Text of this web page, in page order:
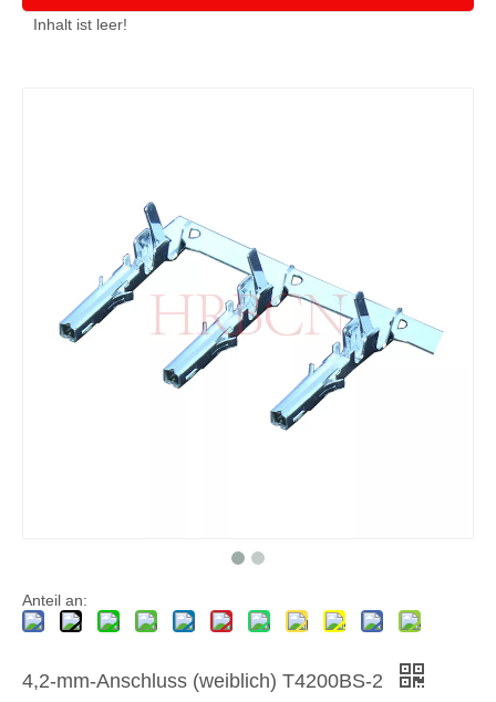
Inhalt ist leer!
Anteil an:
4,2-mm-Anschluss (weiblich) T4200BS-2